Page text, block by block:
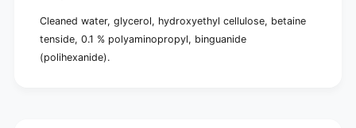
Cleaned water, glycerol, hydroxyethyl cellulose, betaine
tenside, 0.1 % polyaminopropyl, binguanide
(polihexanide).